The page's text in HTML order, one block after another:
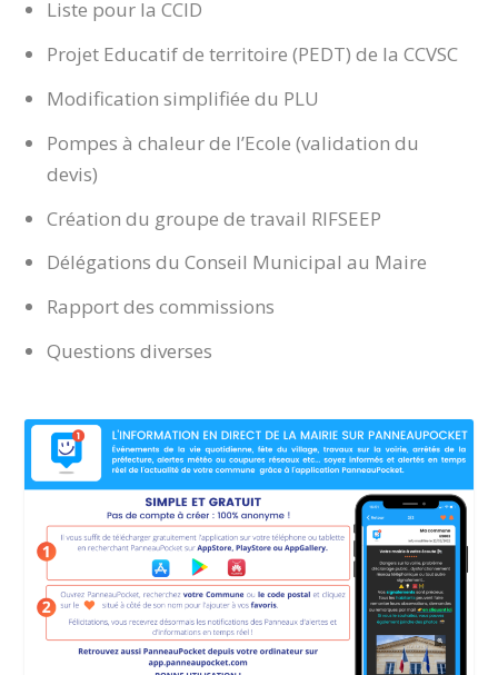
Liste pour la CCID
Projet Educatif de territoire (PEDT) de la CCVSC
Modification simplifiée du PLU
Pompes à chaleur de l’Ecole (validation du
devis)
Création du groupe de travail RIFSEEP
Délégations du Conseil Municipal au Maire
Rapport des commissions
Questions diverses